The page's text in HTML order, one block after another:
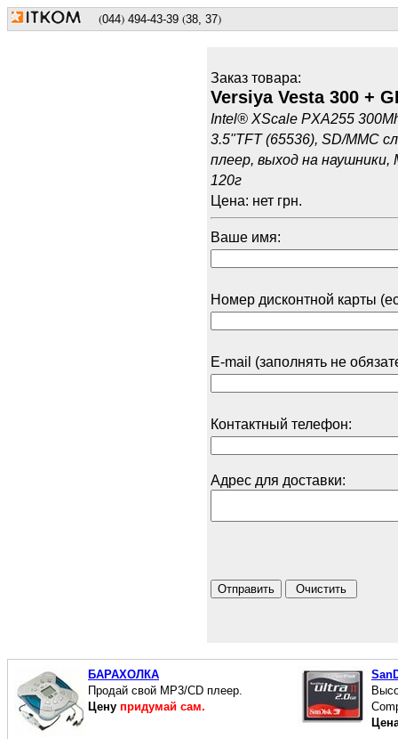
(044) 494-43-39 (38, 37)
Заказ товарa:
Versiya Vesta 300 +
Intel® XScale PXA255
3.5"TFT (65536), SD/MMC
плеер, выход на наушники,
120г
Цена: нет грн.
Ваше имя:
Номер дисконтной карты
E-mail (заполнять не
Контактный телефон:
Адрес для доставки:
БАРАХОЛКА
Продай свой MP3/CD плеер.
Цену придумай сам.